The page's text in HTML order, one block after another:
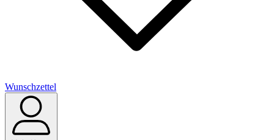
Wunschzettel